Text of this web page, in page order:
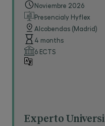
Noviembre 2026
Presencialy Hyflex
Alcobendas (Madrid)
4 months
6 ECTS
Experto